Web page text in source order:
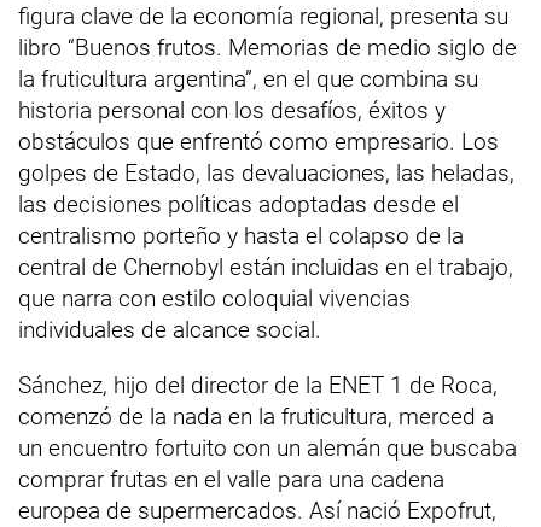
figura clave de la economía regional, presenta su
libro “Buenos frutos. Memorias de medio siglo de
la fruticultura argentina”, en el que combina su
historia personal con los desafíos, éxitos y
obstáculos que enfrentó como empresario. Los
golpes de Estado, las devaluaciones, las heladas,
las decisiones políticas adoptadas desde el
centralismo porteño y hasta el colapso de la
central de Chernobyl están incluidas en el trabajo,
que narra con estilo coloquial vivencias
individuales de alcance social.
Sánchez, hijo del director de la ENET 1 de Roca,
comenzó de la nada en la fruticultura, merced a
un encuentro fortuito con un alemán que buscaba
comprar frutas en el valle para una cadena
europea de supermercados. Así nació Expofrut,